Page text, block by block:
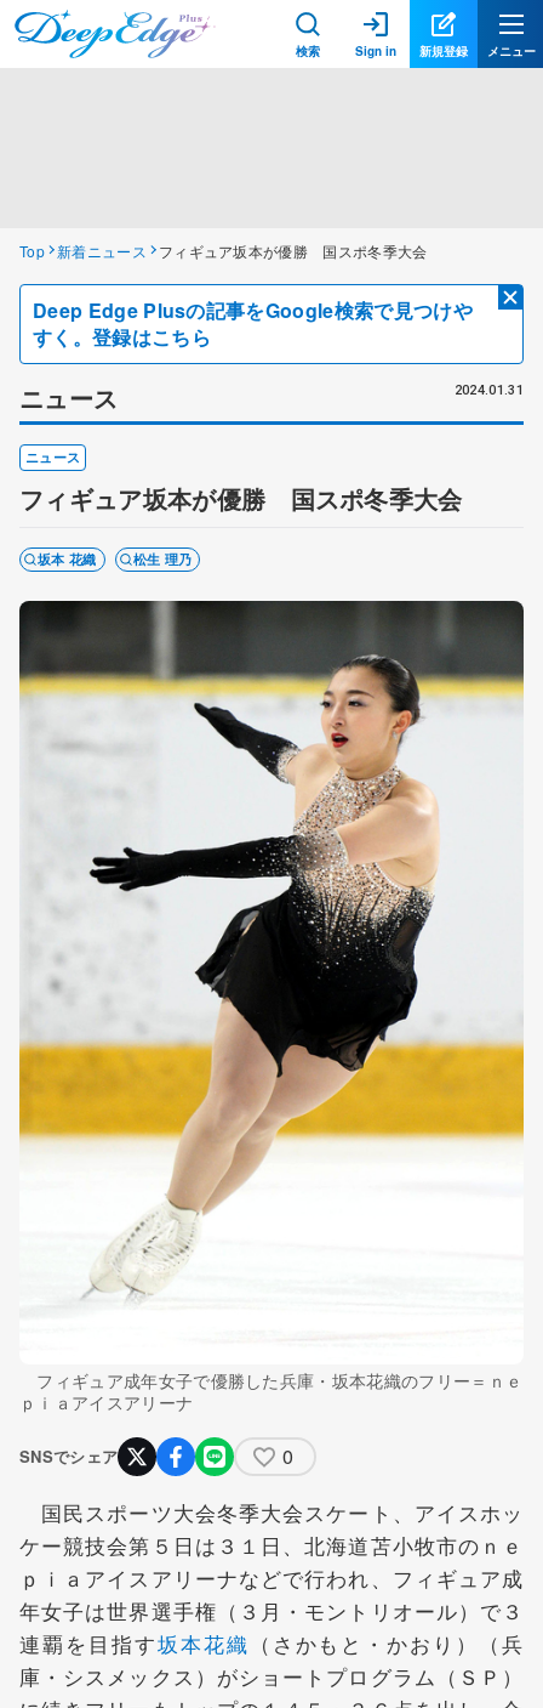
検索 Sign in 新規登録 メニュー
Top 新着ニュース フィギュア坂本が優勝 国スポ冬季大会
Deep Edge Plusの記事をGoogle検索で見つけや
すく。登録はこちら
ニュース 2024.01.31
ニュース
フィギュア坂本が優勝 国スポ冬季大会
坂本 花織 松生 理乃
フィギュア成年女子で優勝した兵庫・坂本花織のフリー＝ｎｅ
ｐｉａアイスアリーナ
SNSでシェア 0
国民スポーツ大会冬季大会スケート、アイスホッ
ケー競技会第５日は３１日、北海道苫小牧市のｎｅ
ｐｉａアイスアリーナなどで行われ、フィギュア成
年女子は世界選手権（３月・モントリオール）で３
連覇を目指す坂本花織 （さかもと・かおり）（兵
庫・シスメックス）がショートプログラム（ＳＰ）